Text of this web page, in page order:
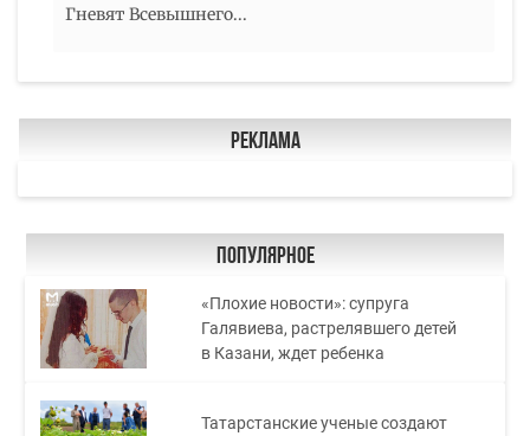
Гневят Всевышнего...
Реклама
Популярное
«Плохие новости»: супруга
Галявиева, растрелявшего детей
в Казани, ждет ребенка
Татарстанские ученые создают